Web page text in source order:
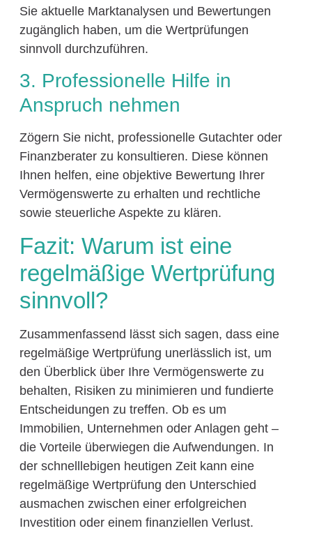
Sie aktuelle Marktanalysen und Bewertungen
zugänglich haben, um die Wertprüfungen
sinnvoll durchzuführen.
3. Professionelle Hilfe in
Anspruch nehmen
Zögern Sie nicht, professionelle Gutachter oder
Finanzberater zu konsultieren. Diese können
Ihnen helfen, eine objektive Bewertung Ihrer
Vermögenswerte zu erhalten und rechtliche
sowie steuerliche Aspekte zu klären.
Fazit: Warum ist eine
regelmäßige Wertprüfung
sinnvoll?
Zusammenfassend lässt sich sagen, dass eine
regelmäßige Wertprüfung unerlässlich ist, um
den Überblick über Ihre Vermögenswerte zu
behalten, Risiken zu minimieren und fundierte
Entscheidungen zu treffen. Ob es um
Immobilien, Unternehmen oder Anlagen geht –
die Vorteile überwiegen die Aufwendungen. In
der schnelllebigen heutigen Zeit kann eine
regelmäßige Wertprüfung den Unterschied
ausmachen zwischen einer erfolgreichen
Investition oder einem finanziellen Verlust.